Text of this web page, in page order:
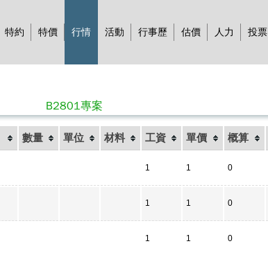
特約 特價 行情 活動 行事歷 估價 人力 投票
B2801專案
數量 單位 材料 工資 單價 概算
1 1 0
1 1 0
1 1 0